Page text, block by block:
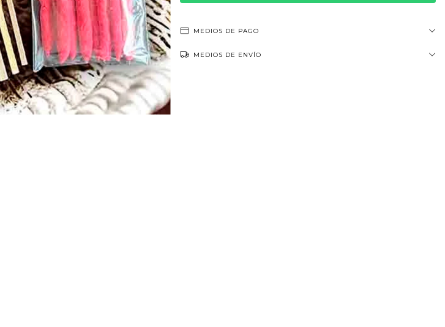
MEDIOS DE PAGO
MEDIOS DE ENVÍO